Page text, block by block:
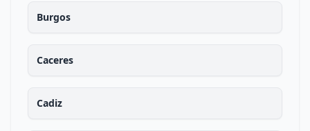
Burgos
Caceres
Cadiz